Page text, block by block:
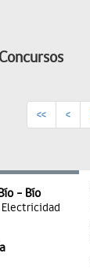
<< <
- Bío